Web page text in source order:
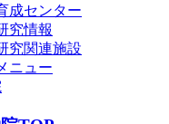
成センター
究情報
究関連施設
ニュー